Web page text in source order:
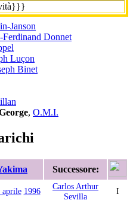
Janson
Donnet
Luçon
Binet
, O.M.I.
Successore:
aprile 1996
Carlos Arthur
Sevilla
I